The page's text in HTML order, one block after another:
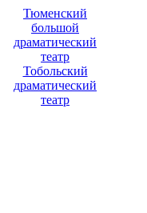
Тюменский
большой
драматический
театр
Тобольский
драматический
театр